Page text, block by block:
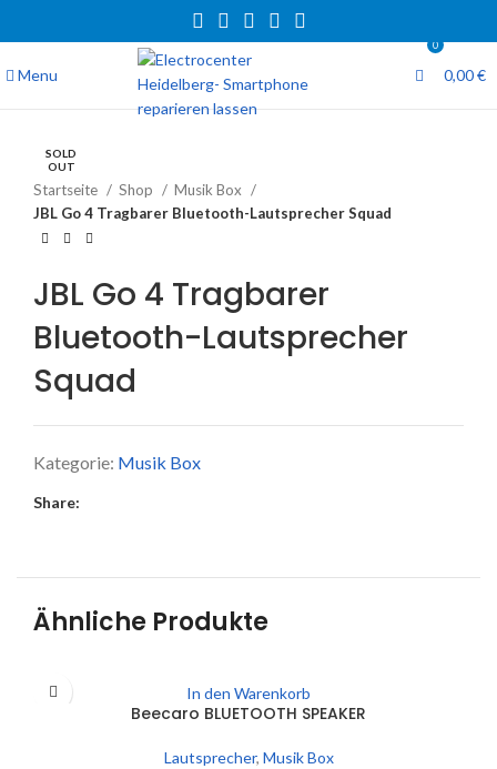
Menu
0
0,00€
SOLD
OUT
Startseite Shop
Musik Box
JBL Go 4 Tragbarer Bluetooth-Lautsprecher Squad
JBL Go 4 Tragbarer
Bluetooth-Lautsprecher
Squad
Kategorie: Musik Box
Share:
Ähnliche Produkte
In den Warenkorb
Beecaro BLUETOOTH SPEAKER
Lautsprecher, Musik Box